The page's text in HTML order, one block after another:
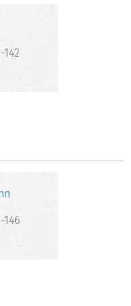
ausgewertet
Scientific Use File
des DZHW zugänglich
Datenportal zur
angelegt. Nach
Designs für die
wissenschaftlichen
die Promotion und
die Professur oder in
142
146